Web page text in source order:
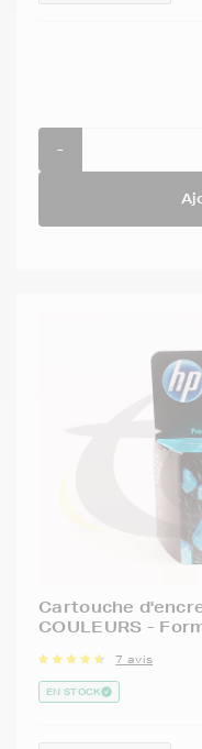
-
Cartouche
COULEURS -
7 avis
EN STOCK